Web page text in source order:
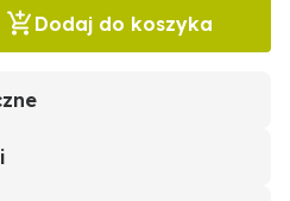
Dodaj do koszyka